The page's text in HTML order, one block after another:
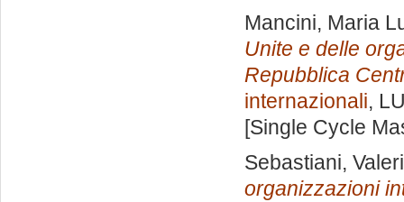
Mancini, Maria
Unite e delle
Repubblica
internazionali,
[Single Cycle
Sebastiani,
organizzazioni